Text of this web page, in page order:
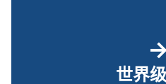
世界